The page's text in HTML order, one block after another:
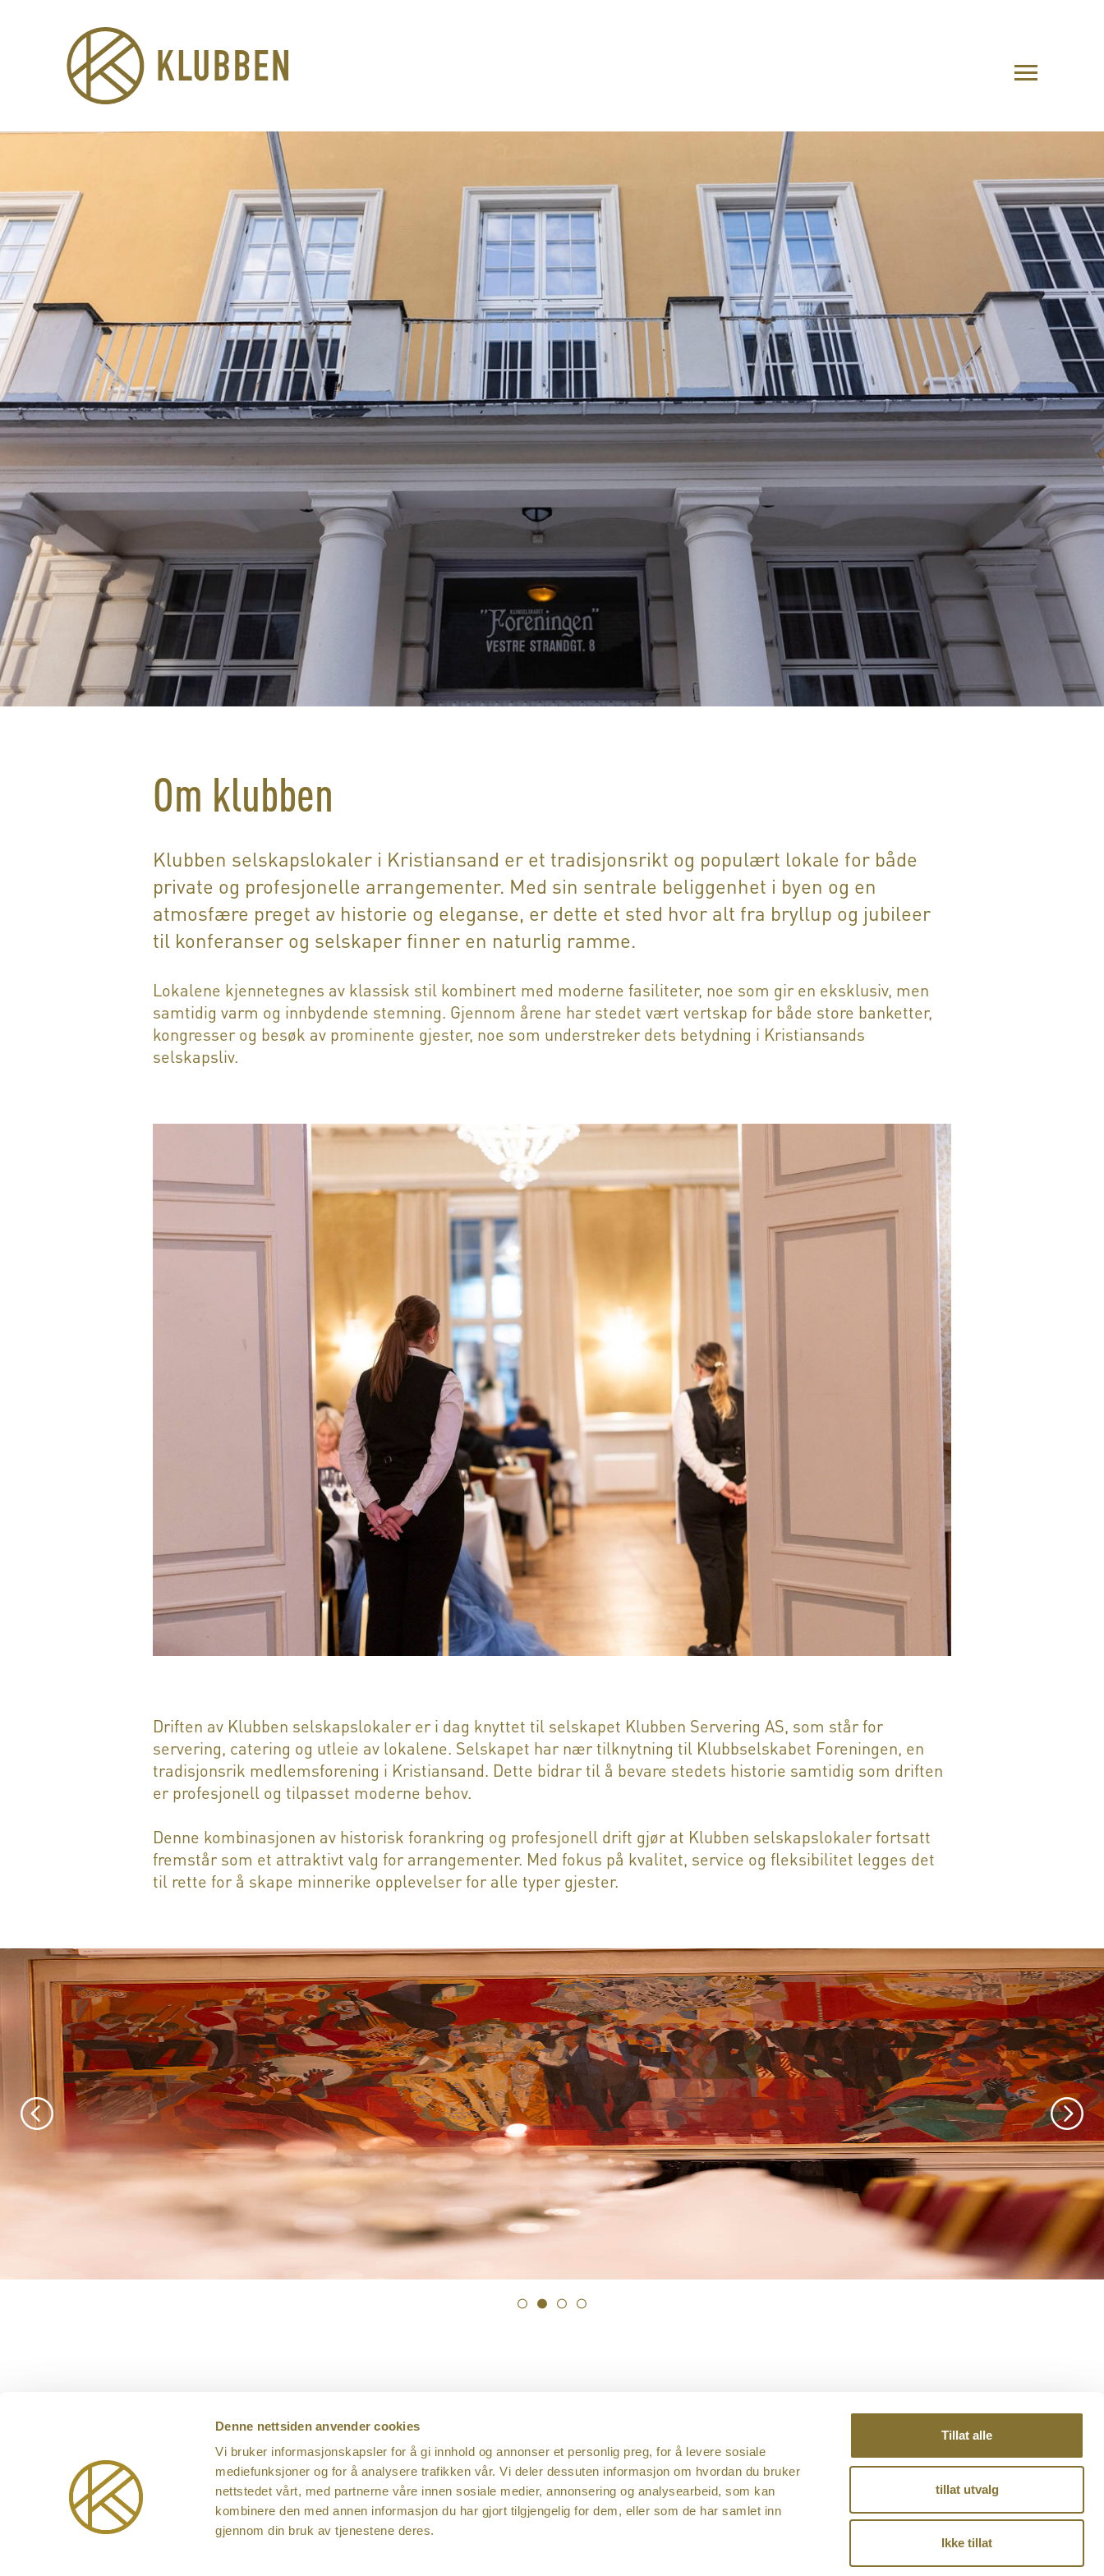
Denne nettsiden anvender cookies
Vi bruker informasjonskapsler for å gi innhold og annonser et personlig preg, for å levere sosiale
mediefunksjoner og for å analysere trafikken vår. Vi deler dessuten informasjon om hvordan du bruker
nettstedet vårt, med partnerne våre innen sosiale medier, annonsering og analysearbeid, som kan
kombinere den med annen informasjon du har gjort tilgjengelig for dem, eller som de har samlet inn
gjennom din bruk av tjenestene deres.
Tillat alle
tillat utvalg
Ikke tillat
Om klubben
Klubben selskapslokaler i Kristiansand er et tradisjonsrikt og populært lokale for både
private og profesjonelle arrangementer. Med sin sentrale beliggenhet i byen og en
atmosfære preget av historie og eleganse, er dette et sted hvor alt fra bryllup og jubileer
til konferanser og selskaper finner en naturlig ramme.
Lokalene kjennetegnes av klassisk stil kombinert med moderne fasiliteter, noe som gir en eksklusiv, men
samtidig varm og innbydende stemning. Gjennom årene har stedet vært vertskap for både store banketter,
kongresser og besøk av prominente gjester, noe som understreker dets betydning i Kristiansands
selskapsliv.
Driften av Klubben selskapslokaler er i dag knyttet til selskapet Klubben Servering AS, som står for
servering, catering og utleie av lokalene. Selskapet har nær tilknytning til Klubbselskabet Foreningen, en
tradisjonsrik medlemsforening i Kristiansand. Dette bidrar til å bevare stedets historie samtidig som driften
er profesjonell og tilpasset moderne behov.
Denne kombinasjonen av historisk forankring og profesjonell drift gjør at Klubben selskapslokaler fortsatt
fremstår som et attraktivt valg for arrangementer. Med fokus på kvalitet, service og fleksibilitet legges det
til rette for å skape minnerike opplevelser for alle typer gjester.
Klubben Servering AS
Vestre strandgate 8
4610 Kristiansand
Org.nr. NO 929 513 665 MVA
Telefon:38 02 53 52
E-post
Facebook
Instagram